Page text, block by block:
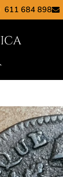
611 684 898